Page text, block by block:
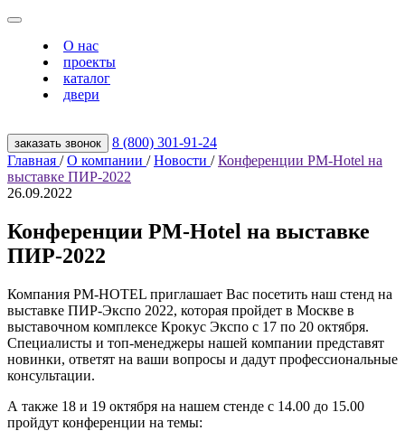
О нас
проекты
каталог
двери
заказать звонок
8 (800) 301‑91‑24
Главная / О компании / Новости / Конференции PM-Hotel на
выставке ПИР-2022
26.09.2022
Конференции PM-Hotel на выставке
ПИР-2022
Компания PM-HOTEL приглашает Вас посетить наш стенд на
выставке ПИР-Экспо 2022, которая пройдет в Москве в
выставочном комплексе Крокус Экспо с 17 по 20 октября.
Специалисты и топ-менеджеры нашей компании представят
новинки, ответят на ваши вопросы и дадут профессиональные
консультации.
А также 18 и 19 октября на нашем стенде с 14.00 до 15.00
пройдут конференции на темы: